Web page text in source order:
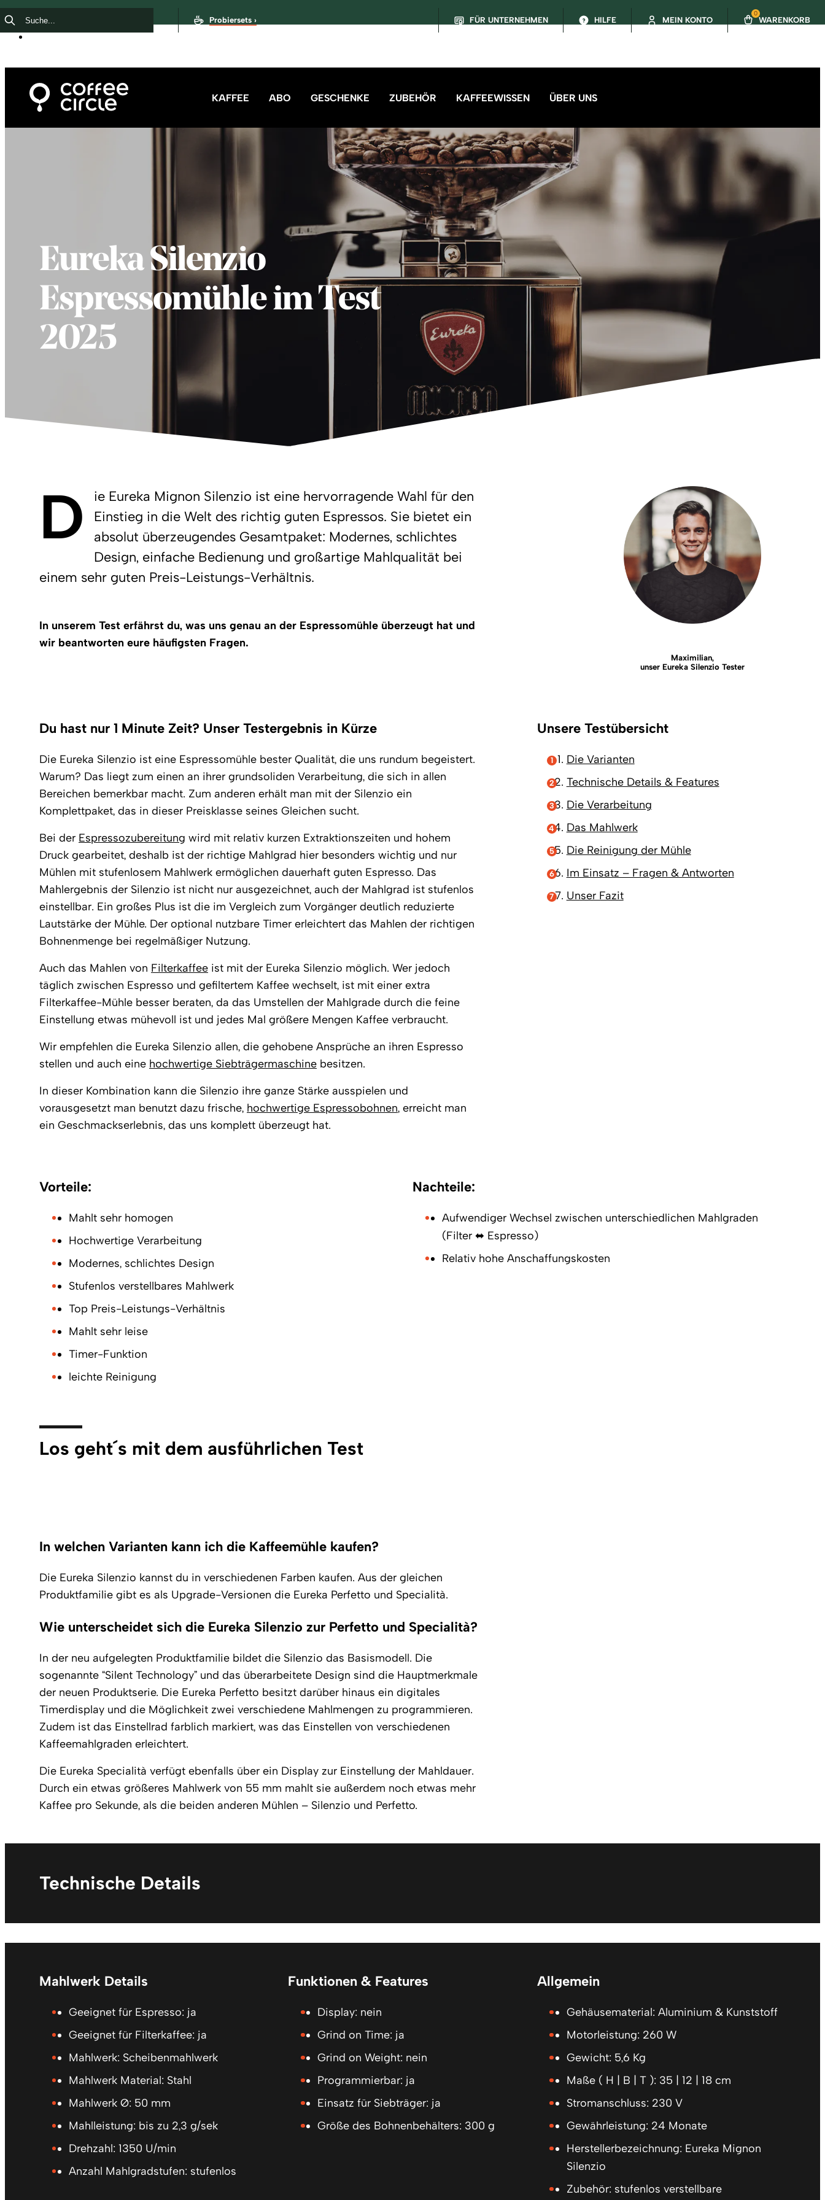
Probiersets › FÜR UNTERNEHMEN HILFE MEIN KONTO
0
WARENKORB
KAFFEE ABO GESCHENKE ZUBEHÖR KAFFEEWISSEN ÜBER UNS
Eureka Silenzio
Espressomühle im Test
2025
D
ie Eureka Mignon Silenzio ist eine hervorragende Wahl für den
Einstieg in die Welt des richtig guten Espressos. Sie bietet ein
absolut überzeugendes Gesamtpaket: Modernes, schlichtes
Design, einfache Bedienung und großartige Mahlqualität bei
einem sehr guten Preis-Leistungs-Verhältnis.
In unserem Test erfährst du, was uns genau an der Espressomühle überzeugt hat und
wir beantworten eure häufigsten Fragen.
Maximilian,
unser Eureka Silenzio Tester
Du hast nur 1 Minute Zeit? Unser Testergebnis in Kürze
Die Eureka Silenzio ist eine Espressomühle bester Qualität, die uns rundum begeistert.
Warum? Das liegt zum einen an ihrer grundsoliden Verarbeitung, die sich in allen
Bereichen bemerkbar macht. Zum anderen erhält man mit der Silenzio ein
Komplettpaket, das in dieser Preisklasse seines Gleichen sucht.
Bei der Espressozubereitung wird mit relativ kurzen Extraktionszeiten und hohem
Druck gearbeitet, deshalb ist der richtige Mahlgrad hier besonders wichtig und nur
Mühlen mit stufenlosem Mahlwerk ermöglichen dauerhaft guten Espresso. Das
Mahlergebnis der Silenzio ist nicht nur ausgezeichnet, auch der Mahlgrad ist stufenlos
einstellbar. Ein großes Plus ist die im Vergleich zum Vorgänger deutlich reduzierte
Lautstärke der Mühle. Der optional nutzbare Timer erleichtert das Mahlen der richtigen
Bohnenmenge bei regelmäßiger Nutzung.
Auch das Mahlen von Filterkaffee ist mit der Eureka Silenzio möglich. Wer jedoch
täglich zwischen Espresso und gefiltertem Kaffee wechselt, ist mit einer extra
Filterkaffee-Mühle besser beraten, da das Umstellen der Mahlgrade durch die feine
Einstellung etwas mühevoll ist und jedes Mal größere Mengen Kaffee verbraucht.
Wir empfehlen die Eureka Silenzio allen, die gehobene Ansprüche an ihren Espresso
stellen und auch eine hochwertige Siebträgermaschine besitzen.
In dieser Kombination kann die Silenzio ihre ganze Stärke ausspielen und
vorausgesetzt man benutzt dazu frische, hochwertige Espressobohnen, erreicht man
ein Geschmackserlebnis, das uns komplett überzeugt hat.
Unsere Testübersicht
Die Varianten
Technische Details & Features
Die Verarbeitung
Das Mahlwerk
Die Reinigung der Mühle
Im Einsatz – Fragen & Antworten
Unser Fazit
Vorteile:
Mahlt sehr homogen
Hochwertige Verarbeitung
Modernes, schlichtes Design
Stufenlos verstellbares Mahlwerk
Top Preis-Leistungs-Verhältnis
Mahlt sehr leise
Timer-Funktion
leichte Reinigung
Nachteile:
Aufwendiger Wechsel zwischen unterschiedlichen Mahlgraden
(Filter ⬌ Espresso)
Relativ hohe Anschaffungskosten
Los geht´s mit dem ausführlichen Test
In welchen Varianten kann ich die Kaffeemühle kaufen?
Die Eureka Silenzio kannst du in verschiedenen Farben kaufen. Aus der gleichen
Produktfamilie gibt es als Upgrade-Versionen die Eureka Perfetto und Specialità.
Wie unterscheidet sich die Eureka Silenzio zur Perfetto und Specialità?
In der neu aufgelegten Produktfamilie bildet die Silenzio das Basismodell. Die
sogenannte “Silent Technology” und das überarbeitete Design sind die Hauptmerkmale
der neuen Produktserie. Die Eureka Perfetto besitzt darüber hinaus ein digitales
Timerdisplay und die Möglichkeit zwei verschiedene Mahlmengen zu programmieren.
Zudem ist das Einstellrad farblich markiert, was das Einstellen von verschiedenen
Kaffeemahlgraden erleichtert.
Die Eureka Specialità verfügt ebenfalls über ein Display zur Einstellung der Mahldauer.
Durch ein etwas größeres Mahlwerk von 55 mm mahlt sie außerdem noch etwas mehr
Kaffee pro Sekunde, als die beiden anderen Mühlen – Silenzio und Perfetto.
Technische Details
Mahlwerk Details
Geeignet für Espresso: ja
Geeignet für Filterkaffee: ja
Mahlwerk: Scheibenmahlwerk
Mahlwerk Material: Stahl
Mahlwerk Ø: 50 mm
Mahlleistung: bis zu 2,3 g/sek
Drehzahl: 1350 U/min
Anzahl Mahlgradstufen: stufenlos
Funktionen & Features
Display: nein
Grind on Time: ja
Grind on Weight: nein
Programmierbar: ja
Einsatz für Siebträger: ja
Größe des Bohnenbehälters: 300 g
Allgemein
Gehäusematerial: Aluminium & Kunststoff
Motorleistung: 260 W
Gewicht: 5,6 Kg
Maße ( H | B | T ): 35 | 12 | 18 cm
Stromanschluss: 230 V
Gewährleistung: 24 Monate
Herstellerbezeichnung: Eureka Mignon
Silenzio
Zubehör: stufenlos verstellbare